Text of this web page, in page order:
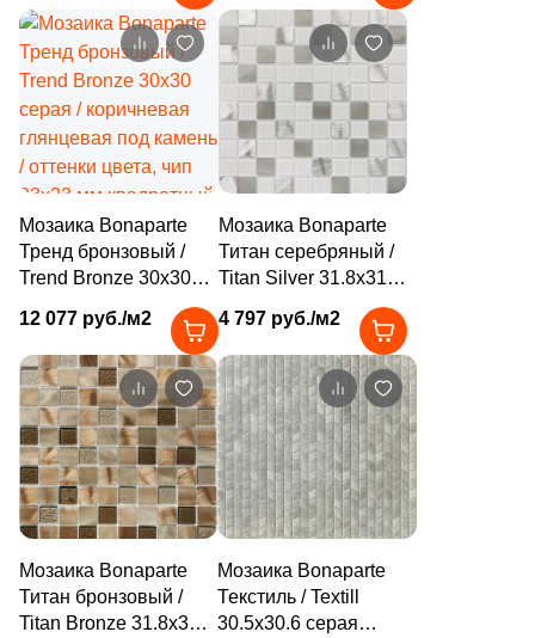
Rex Ceramiche (38)
Roca (1)
Rondine (1)
STAR MOSAIC (
Safran (30)
Saloni (1)
Settecento (1 )
Stone4Home ( )
Stynul (1)
TGT Ceramics (2)
Tau Ceramica (4)
Togama ( 35)
Undefasa (
VIDREPUR (354)
шестиугольник
цвета, чип 23x23 мм
квадратный
Мозаика Bonaparte
Тренд бронзовый /
Trend Bronze 30x30
серая / коричневая
глянцевая под камень
/ оттенки цвета, чип
23x23 мм квадратный
12 077 руб./м2
Мозаика Bonaparte
Титан серебряный /
Titan Silver 31.8x31.8
серая глянцевая под
камень / оттенки
цвета, чип 30x30 мм
квадратный
4 797 руб./м2
Мозаика Bonaparte
Титан бронзовый /
Titan Bronze 31.8x31.8
Мозаика Bonaparte
Текстиль / Textill
30.5x30.6 серая